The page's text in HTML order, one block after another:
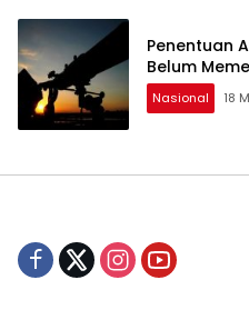
Penentuan
Belum
Nasional 18